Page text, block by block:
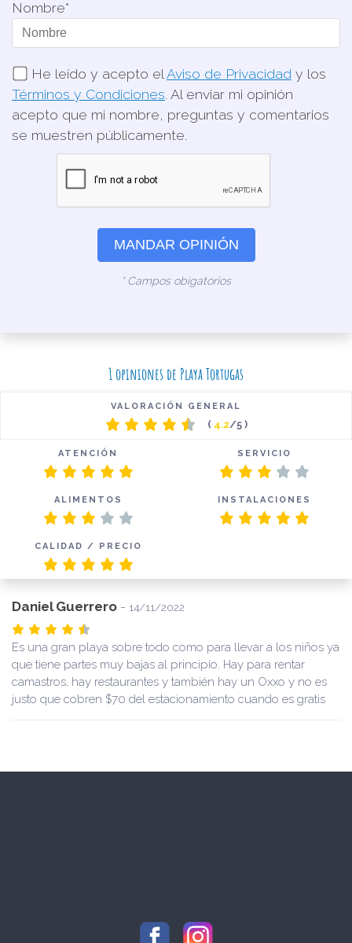
Nombre*
He leído y acepto el Aviso de Privacidad y los
Términos y Condiciones. Al enviar mi opinión
acepto que mi nombre, preguntas y comentarios
se muestren públicamente.
MANDAR OPINIÓN
* Campos obigatorios
1 opiniones de Playa Tortugas
VALORACIÓN GENERAL
( 4.2/5 )
ATENCIÓN SERVICIO
ALIMENTOS INSTALACIONES
CALIDAD / PRECIO
Daniel Guerrero - 14/11/2022
Es una gran playa sobre todo como para llevar a los niños ya
que tiene partes muy bajas al principio. Hay para rentar
camastros, hay restaurantes y también hay un Oxxo y no es
justo que cobren $70 del estacionamiento cuando es gratis